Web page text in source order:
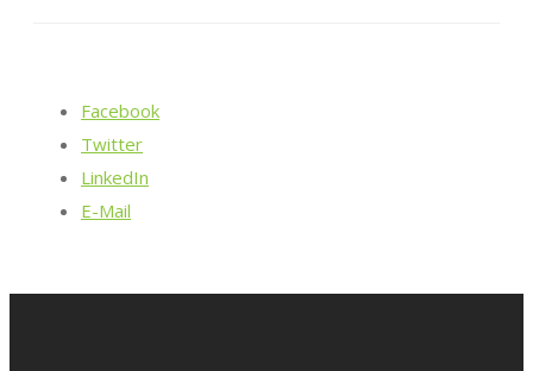
Facebook
Twitter
LinkedIn
E-Mail